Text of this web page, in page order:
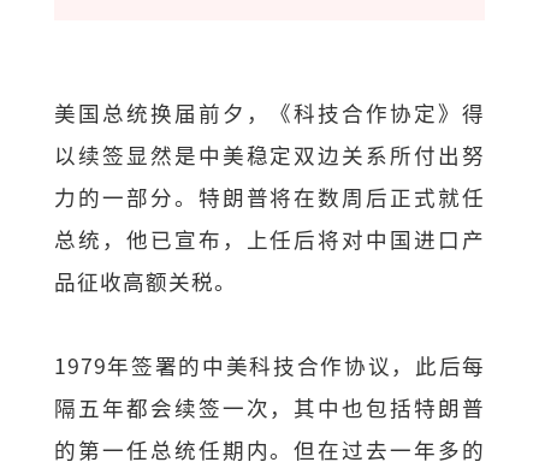
美国总统换届前夕，《科技合作协定》得
以续签显然是中美稳定双边关系所付出努
力的一部分。特朗普将在数周后正式就任
总统，他已宣布，上任后将对中国进口产
品征收高额关税。
1979年签署的中美科技合作协议，此后每
隔五年都会续签一次，其中也包括特朗普
的第一任总统任期内。但在过去一年多的